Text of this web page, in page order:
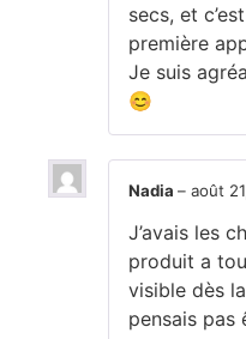
secs, et
première
Je suis
😊
Nadia – août
J’avais les
produit a
visible dès
pensais pas